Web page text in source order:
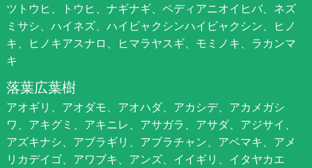
ツトウヒ、トウヒ、ナギナギ、ペディアニオイヒバ、ネズ
ミサシ、ハイネズ、ハイビャクシンハイビャクシン、ヒノ
キ、ヒノキアスナロ、ヒマラヤスギ、モミノキ、ラカンマ
キ
落葉広葉樹
アオギリ、アオダモ、アオハダ、アカシデ、アカメガシ
ワ、アキグミ、アキニレ、アサガラ、アサダ、アジサイ、
アズキナシ、アブラギリ、アブラチャン、アベマキ、アメ
リカデイゴ、アワブキ、アンズ、イイギリ、イタヤカエ